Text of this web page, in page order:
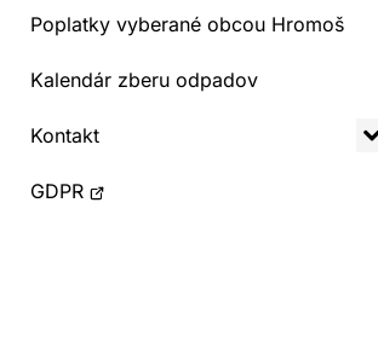
Poplatky vyberané obcou Hromoš
Kalendár zberu odpadov
Kontakt
GDPROtvorí